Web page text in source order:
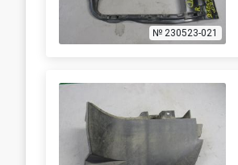
№ 230523-021